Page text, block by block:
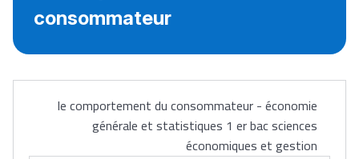
consommateur
le comportement du consommateur - économie
générale et statistiques 1 er bac sciences
économiques et gestion